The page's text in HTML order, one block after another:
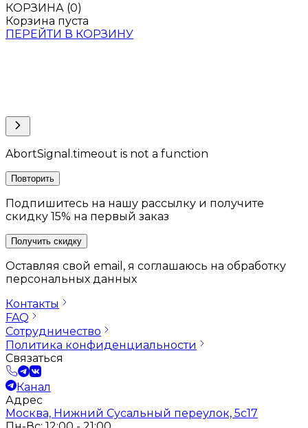
КОРЗИНА (0)
Корзина пуста
ПЕРЕЙТИ В КОРЗИНУ
AbortSignal.timeout is not a function
Повторить
Подпишитесь на нашу рассылку и получите
скидку 15% на первый заказ
Получить скидку
Оставляя свой email, я соглашаюсь на обработку
персональных данных
Контакты
FAQ
Сотрудничество
Политика конфиденциальности
Связаться
Канал
Адрес
Москва, Нижний Сусальный переулок, 5с17